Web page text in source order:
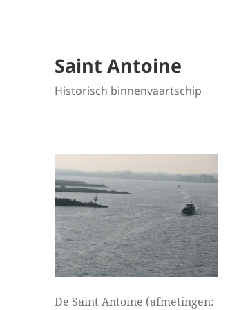
Saint Antoine
Historisch binnenvaartschip
De Saint Antoine (afmetingen: